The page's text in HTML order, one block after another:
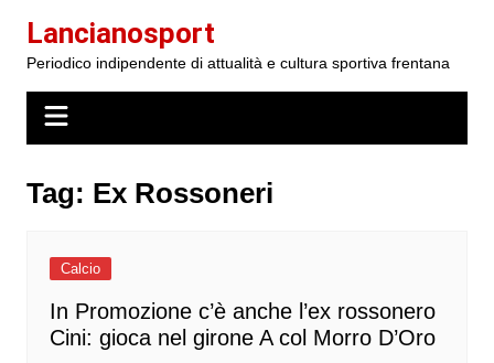
contenuto
Lancianosport
Periodico indipendente di attualità e cultura sportiva frentana
Tag: Ex Rossoneri
Calcio
In Promozione c’è anche l’ex rossonero
Cini: gioca nel girone A col Morro D’Oro